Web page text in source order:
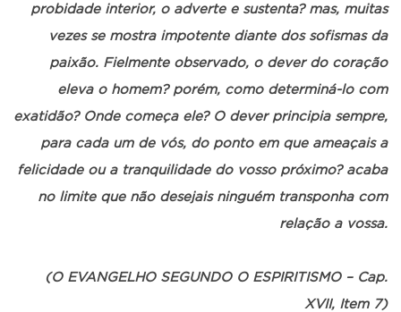
probidade interior, o adverte e sustenta? mas, muitas
vezes se mostra impotente diante dos sofismas da
paixão. Fielmente observado, o dever do coração
eleva o homem? porém, como determiná-lo com
exatidão? Onde começa ele? O dever principia sempre,
para cada um de vós, do ponto em que ameaçais a
felicidade ou a tranquilidade do vosso próximo? acaba
no limite que não desejais ninguém transponha com
relação a vossa.
(O EVANGELHO SEGUNDO O ESPIRITISMO – Cap.
XVII, Item 7)